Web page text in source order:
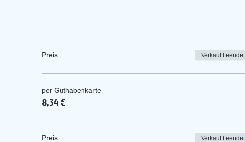
Preis Verkauf beendet
per Guthabenkarte
8,34 €
Preis Verkauf beendet